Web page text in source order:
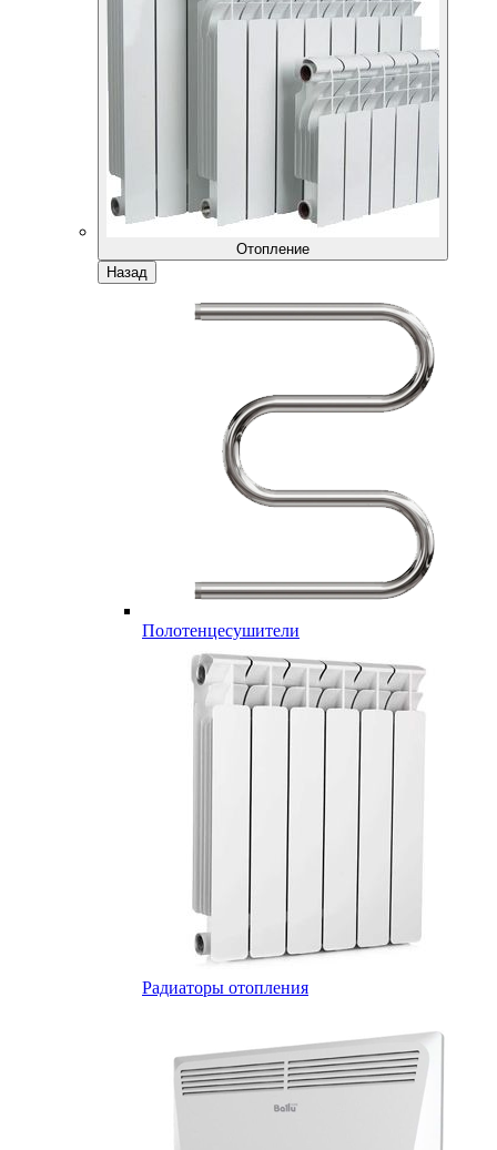
Отопление
Назад
Полотенцесушители
Радиаторы отопления